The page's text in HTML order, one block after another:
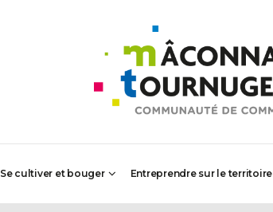
Se cultiver et bouger Entreprendre sur le territoire